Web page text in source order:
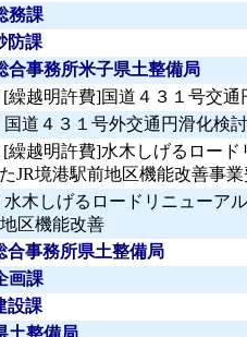
務課
防課
合事務所米子県土整備局
[繰越明許費]国道４３１号交通
国道４３１号外交通円滑化検
[繰越明許費]水木しげるロー
JR境港駅前地区機能改善事
水木しげるロードリニューア
区機能改善
合事務所県土整備局
画課
設課